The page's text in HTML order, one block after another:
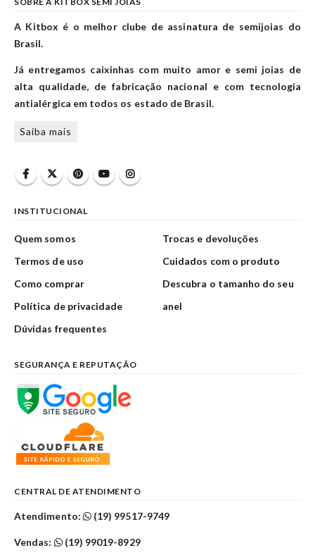
A Kitbox é o melhor clube de assinatura de semijoias do
Brasil.
Já entregamos caixinhas com muito amor e semi joias de
alta qualidade, de fabricação nacional e com tecnologia
antialérgica em todos os estado de Brasil.
Saiba mais
INSTITUCIONAL
Quem somos
Termos de uso
Como comprar
Política de privacidade
Dúvidas frequentes
Trocas e devoluções
Cuidados com o produto
Descubra o tamanho do seu
anel
SEGURANÇA E REPUTAÇÃO
CENTRAL DE ATENDIMENTO
Atendimento: (19) 99517-9749
Vendas: (19) 99019-8929